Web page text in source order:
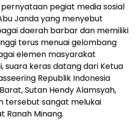
pernyataan pegiat media sosial
Janda yang menyebut
daerah barbar dan memiliki
terus menuai gelombang
elemen masyarakat
suara keras datang dari Ketua
Republik Indonesia
Sutan Hendy Alamsyah,
tersebut sangat melukai
Ranah Minang.